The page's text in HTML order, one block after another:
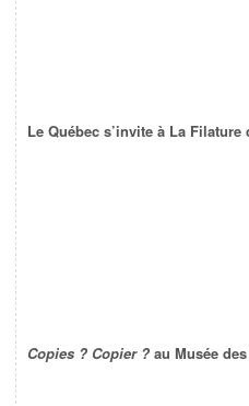
Le Québec s’invite à La Filature
Copies ? Copier ? au Musée